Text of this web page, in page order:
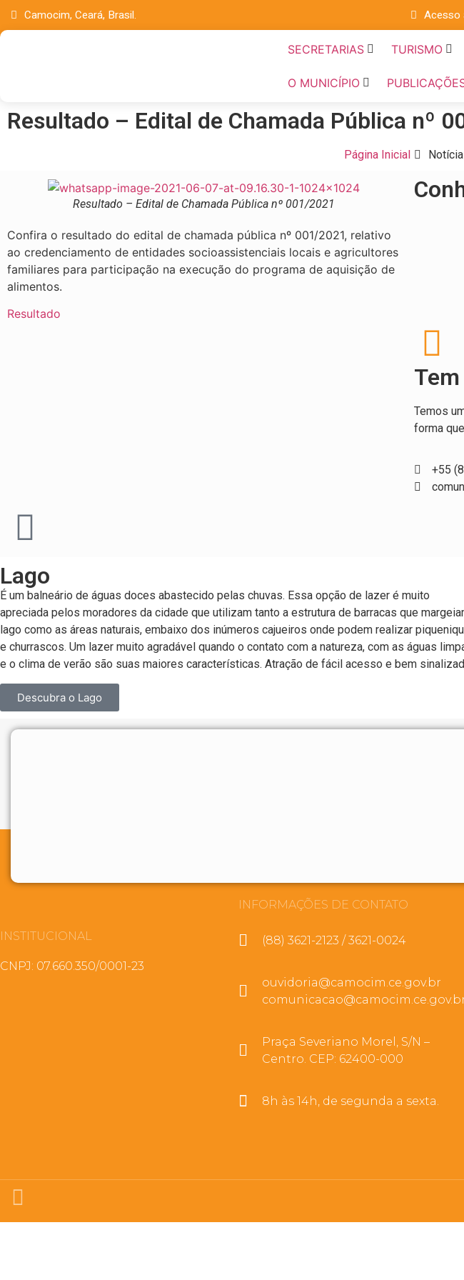
Camocim, Ceará, Brasil. Acesso
SECRETARIAS TURISMO
O MUNICÍPIO
Resultado – Edital de Chamada Pública nº
Página Inicial
Resultado – Edital de Chamada Pública nº 001/2021
Confira o resultado do edital de chamada pública nº 001/2021, relativo
ao credenciamento de entidades socioassistenciais locais e agricultores
familiares para participação na execução do programa de aquisição de
alimentos.
Resultado
Temos
forma
+55
Lago
É um balneário de águas doces abastecido pelas chuvas. Essa opção de lazer é muito
apreciada pelos moradores da cidade que utilizam tanto a estrutura de barracas que
lago como as áreas naturais, embaixo dos inúmeros cajueiros onde podem realizar
e churrascos. Um lazer muito agradável quando o contato com a natureza, com as águas
e o clima de verão são suas maiores características. Atração de fácil acesso e bem
Descubra o Lago
INSTITUCIONAL
CNPJ: 07.660.350/0001-23
INFORMAÇÕES DE CONTATO
(88) 3621-2123 / 3621-0024
ouvidoria@camocim.ce.gov.br
Praça Severiano Morel, S/N –
Centro. CEP: 62400-000
8h às 14h, de segunda a sexta.